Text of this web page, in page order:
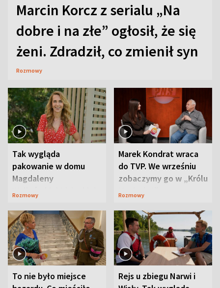
Marcin Korcz z serialu „Na
dobre i na złe” ogłosił, że się
żeni. Zdradził, co zmienił syn
Rozmowy
Tak wygląda
pakowanie w domu
Magdaleny
Waligórskiej-Lisieckiej.
Rozmowy
Marek Kondrat wraca
do TVP. We wrześniu
zobaczymy go w „Królu
Maciusiu I”
Rozmowy
To nie było miejsce
Rejs u zbiegu Narwi i